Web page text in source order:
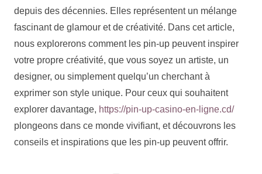
depuis des décennies. Elles représentent un mélange
fascinant de glamour et de créativité. Dans cet article,
nous explorerons comment les pin-up peuvent inspirer
votre propre créativité, que vous soyez un artiste, un
designer, ou simplement quelqu’un cherchant à
exprimer son style unique. Pour ceux qui souhaitent
explorer davantage, https://pin-up-casino-en-ligne.cd/
plongeons dans ce monde vivifiant, et découvrons les
conseils et inspirations que les pin-up peuvent offrir.